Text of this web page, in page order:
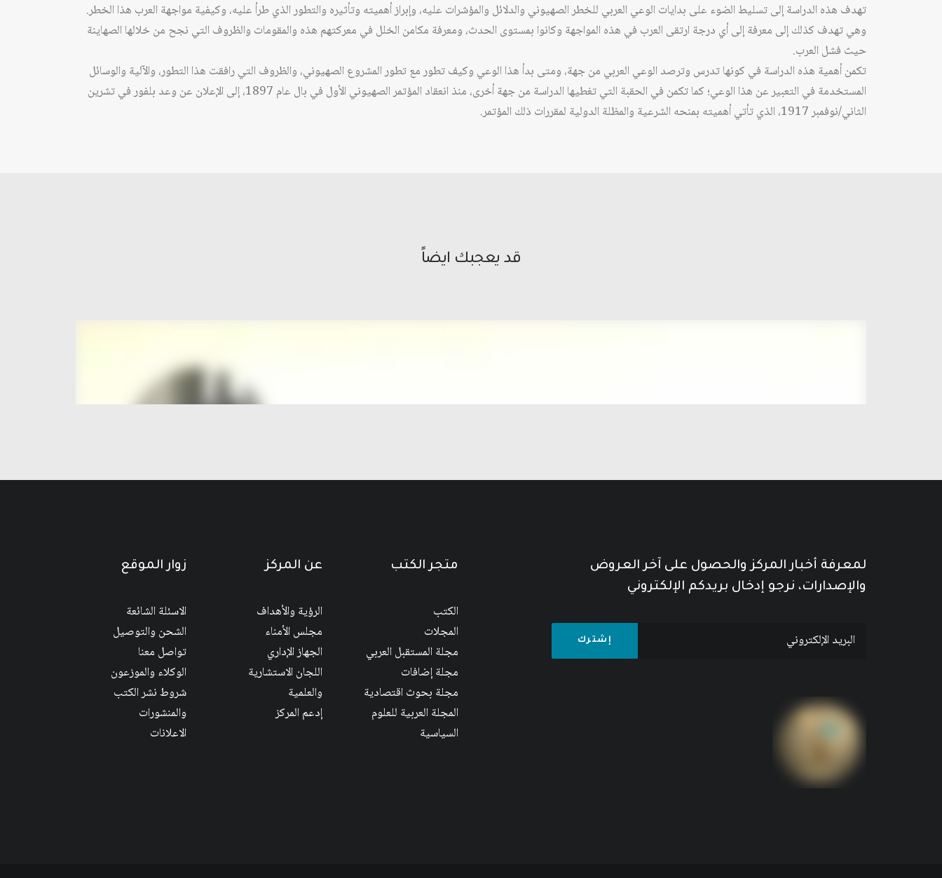
تهدف هذه الدراسة إلى تسليط الضوء على بدايات الوعي العربي للخطر الصهيوني والدلائل والمؤشرات عليه، وإبراز أهميته وتأثيره والتطور الذي طرأ عليه، وكيفية مواجهة العرب هذا الخطر.
وهي تهدف كذلك إلى معرفة إلى أي درجة ارتقى العرب في هذه المواجهة وكانوا بمستوى الحدث، ومعرفة مكامن الخلل في معركتهم هذه والمقومات والظروف التي نجح من خلالها الصهاينة
حيث فشل العرب.
تكمن أهمية هذه الدراسة في كونها تدرس وترصد الوعي العربي من جهة، ومتى بدأ هذا الوعي وكيف تطور مع تطور المشروع الصهيوني، والظروف التي رافقت هذا التطور، والآلية والوسائل
المستخدمة في التعبير عن هذا الوعي؛ كما تكمن في الحقبة التي تغطيها الدراسة من جهة أخرى، منذ انعقاد المؤتمر الصهيوني الأول في بال عام 1897، إلى الإعلان عن وعد بلفور في تشرين
الثاني/نوفمبر 1917، الذي تأتي أهميته بمنحه الشرعية والمظلة الدولية لمقررات ذلك المؤتمر.
قد يعجبك ايضاً
لمعرفة أخبار المركز والحصول على آخر العروض
والإصدارات، نرجو إدخال بريدكم الإلكتروني
متجر الكتب
الكتب
المجلات
مجلة المستقبل العربي
مجلة إضافات
مجلة بحوث اقتصادية
المجلة العربية للعلوم
السياسية
عن المركز
الرؤية والأهداف
مجلس الأمناء
الجهاز الإداري
اللجان الاستشارية
والعلمية
إدعم المركز
زوار الموقع
الاسئلة الشائعة
الشحن والتوصيل
تواصل معنا
الوكلاء والموزعون
شروط نشر الكتب
والمنشورات
الاعلانات